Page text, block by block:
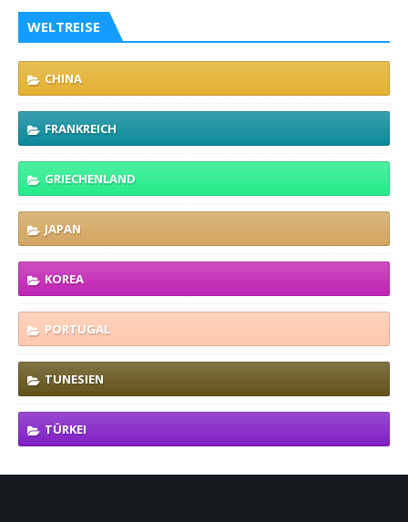
WELTREISE
CHINA
FRANKREICH
GRIECHENLAND
JAPAN
KOREA
PORTUGAL
TUNESIEN
TÜRKEI